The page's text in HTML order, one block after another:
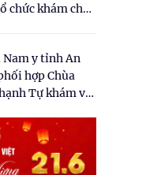
chức khám chữa
Tân Tập
Nam y tỉnh An
hợp Chùa
Tự khám và